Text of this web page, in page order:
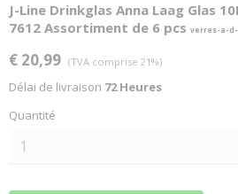
J-Line Drinkglas Anna Laag Glas
7612 Assortiment de 6 pcs verres-a-
€ 20,99 (TVA comprise 21%)
Délai de livraison 72 Heures
Quantité